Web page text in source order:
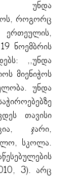
უნდა
როგორც
ნოემბრის
,,უნდა
მიენიჭოს
უნდა
თავისი
ჯარი,
სკოლა.
3). არც